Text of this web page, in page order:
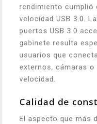
rendimiento cumplió
velocidad USB 3.0.
puertos USB 3.0
gabinete resulta
usuarios que
externos, cámaras
velocidad.
Calidad de
El aspecto que más